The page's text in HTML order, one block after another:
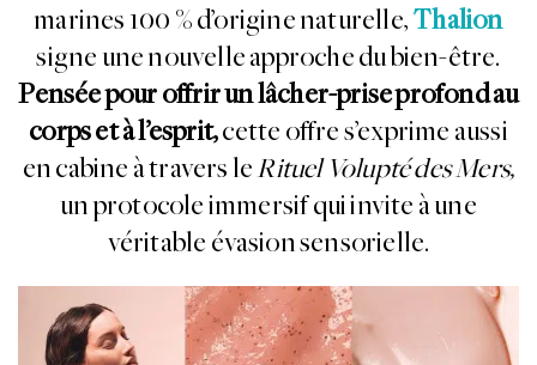
marines 100 % d’origine naturelle, Thalion
signe une nouvelle approche du bien-être.
Pensée pour offrir un lâcher-prise profond au
corps et à l’esprit,cette offre s’exprime aussi
en cabine à travers leRituel Volupté des Mers,
un protocole immersif qui invite à une
véritable évasion sensorielle.